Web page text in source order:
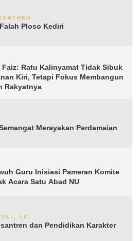
Ploso Kediri
Faiz: Ratu Kalinyamat Tidak Sibuk
Kiri, Tetapi Fokus Membangun
Rakyatnya
Merayakan Perdamaian
Guru Inisiasi Pameran Komite
Acara Satu Abad NU
LC.
dan Pendidikan Karakter